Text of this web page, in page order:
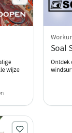
wijze
Soal
Ontdek